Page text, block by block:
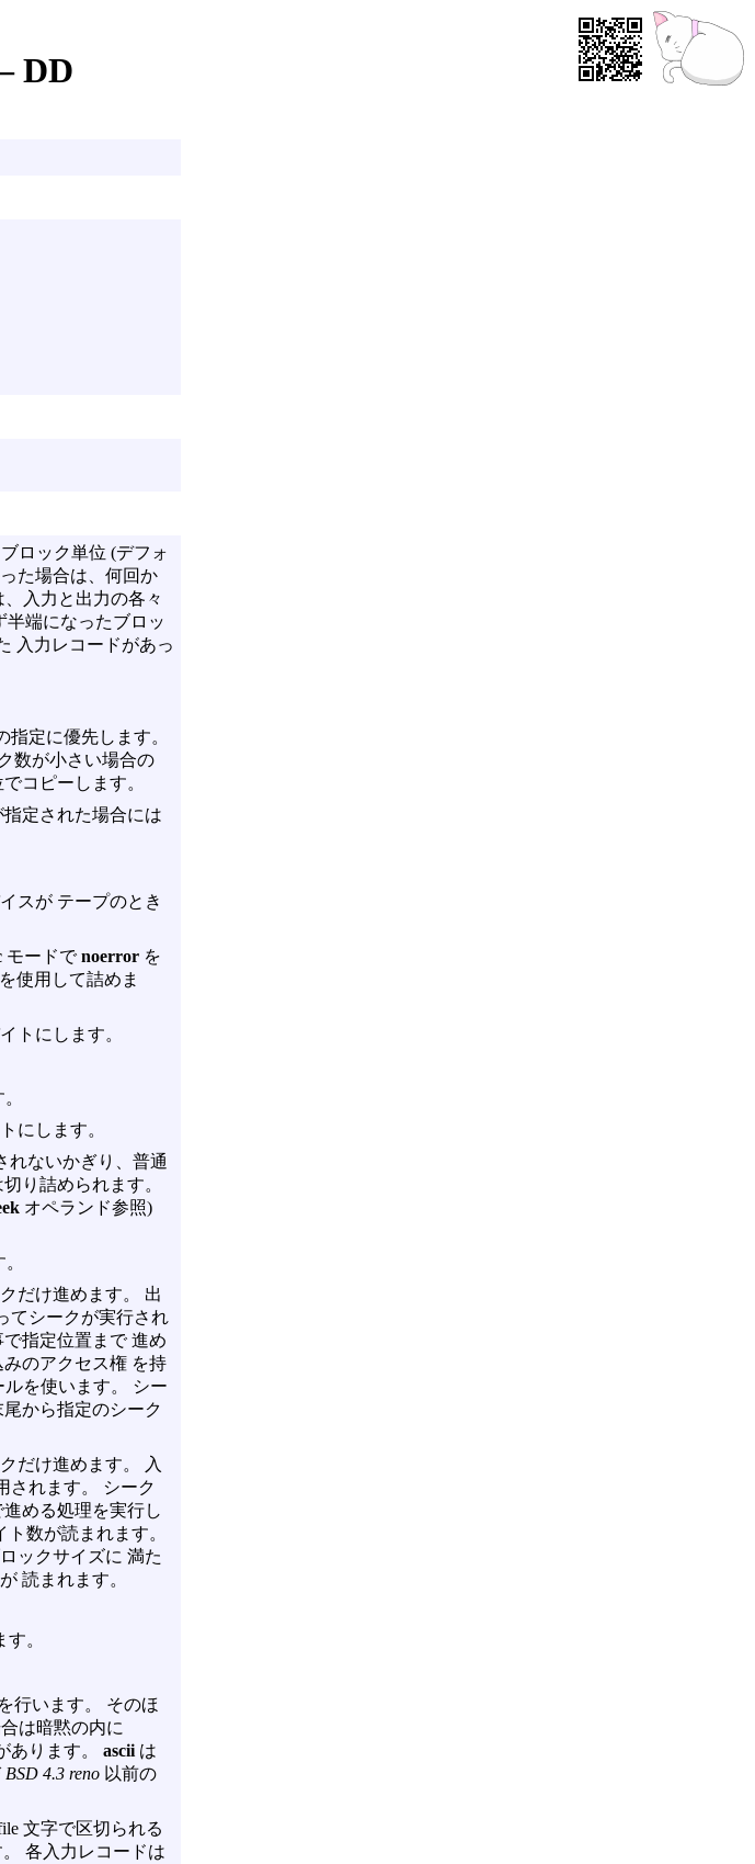
DD
ロック単位 (デフォ
た場合は、何回か
、入力と出力の各々
端になったブロッ
入力レコードがあっ
指定に優先します。
数が小さい場合の
コピーします。
定された場合には
スが テープのとき
モードでnoerror を
使用して詰めま
トにします。
にします。
れないかぎり、普通
り詰められます。
オペランド参照)
だけ進めます。 出
てシークが実行され
指定位置まで 進め
のアクセス権 を持
ルを使います。 シー
から指定のシーク
だけ進めます。 入
されます。 シーク
める処理を実行し
数が読まれます。
ックサイズに 満た
読まれます。
。
行います。 そのほ
は暗黙の内に
あります。 ascii は
BSD 4.3 reno 以前の
文字で区切られる
各入力レコードは